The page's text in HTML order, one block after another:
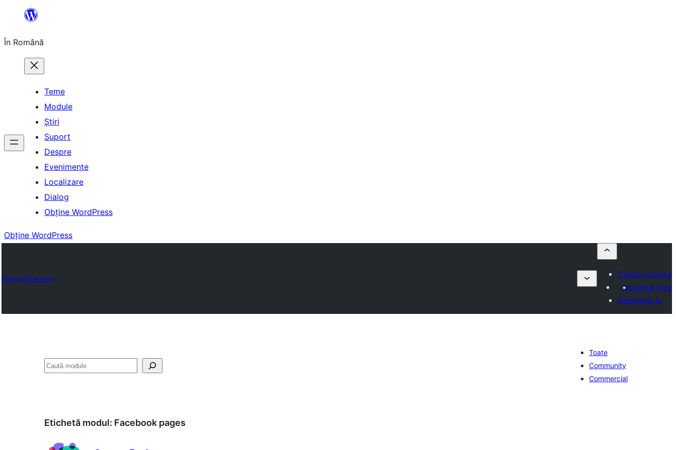
conținut
În Română
Teme
Module
Știri
Suport
Despre
Evenimente
Localizare
Dialog
Obține WordPress
Obține WordPress
Plugin Directory
Trimite un modul
Favoritele mele
Autentifică-te
Caută
Toate
Community
Commercial
Etichetă modul: Facebook pages